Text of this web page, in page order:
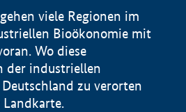
viele Regionen im
Bioökonomie mit
Wo diese
der industriellen
zu verorten